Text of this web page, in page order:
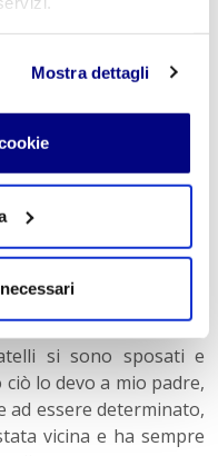
Mostra dettagli
Un po’ di tempo dopo
ad agosto del 2002, si
la mia vita cambiò
ancora di più, poiché
stato l’amore della mia
lei. Con il mio duro
e ottenni molti
primo figlio, che
completamente
splendida casa, una
lavoro. Possiedo
miei e più di 200
casa enorme, con mia
si sono sposati e
lo devo a mio padre,
ad essere determinato,
vicina e ha sempre